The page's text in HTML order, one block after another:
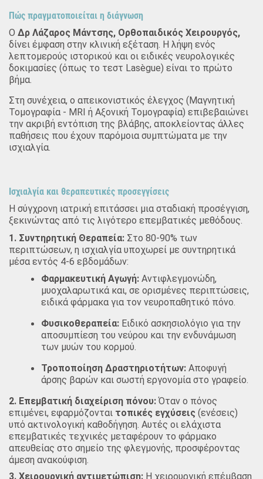
Πώς πραγματοποιείται η διάγνωση
Ο Δρ Λάζαρος Μάντσης, Ορθοπαιδικός Χειρουργός,
δίνει έμφαση στην κλινική εξέταση. Η λήψη ενός
λεπτομερούς ιστορικού και οι ειδικές νευρολογικές
δοκιμασίες (όπως το τεστ Lasègue) είναι το πρώτο
βήμα.
Στη συνέχεια, ο απεικονιστικός έλεγχος (Μαγνητική
Τομογραφία - MRI ή Αξονική Τομογραφία) επιβεβαιώνει
την ακριβή εντόπιση της βλάβης, αποκλείοντας άλλες
παθήσεις που έχουν παρόμοια συμπτώματα με την
ισχιαλγία.
Ισχιαλγία και θεραπευτικές προσεγγίσεις
Η σύγχρονη ιατρική επιτάσσει μια σταδιακή προσέγγιση,
ξεκινώντας από τις λιγότερο επεμβατικές μεθόδους.
1. Συντηρητική Θεραπεία: Στο 80-90% των
περιπτώσεων, η ισχιαλγία υποχωρεί με συντηρητικά
μέσα εντός 4-6 εβδομάδων:
Φαρμακευτική Αγωγή: Αντιφλεγμονώδη,
μυοχαλαρωτικά και, σε ορισμένες περιπτώσεις,
ειδικά φάρμακα για τον νευροπαθητικό πόνο.
Φυσικοθεραπεία: Ειδικό ασκησιολόγιο για την
αποσυμπίεση του νεύρου και την ενδυνάμωση
των μυών του κορμού.
Τροποποίηση Δραστηριοτήτων: Αποφυγή
άρσης βαρών και σωστή εργονομία στο γραφείο.
2. Επεμβατική διαχείριση πόνου:Όταν ο πόνος
επιμένει, εφαρμόζονται τοπικές εγχύσεις (ενέσεις)
υπό ακτινολογική καθοδήγηση. Αυτές οι ελάχιστα
επεμβατικές τεχνικές μεταφέρουν το φάρμακο
απευθείας στο σημείο της φλεγμονής, προσφέροντας
άμεση ανακούφιση.
3. Χειρουργική αντιμετώπιση: Η χειρουργική επέμβαση